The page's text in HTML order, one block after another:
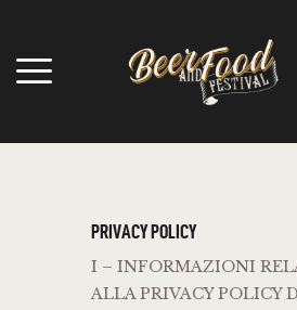
HOME
COUPON
BEER & FOOD
PRIVACY POLICY
I – INFORMAZIONI
ALLA PRIVACY POLICY